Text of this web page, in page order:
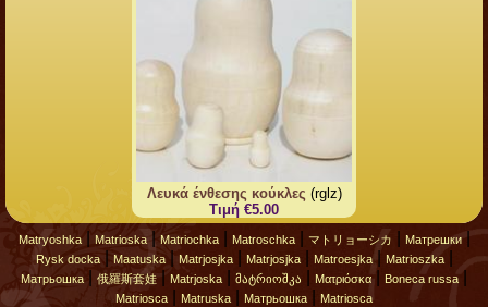
Λευκά ένθεσης κούκλες (rglz)
Τιμή €5.00
Matryoshka| Matrioska| Matriochka| Matroschka| マトリョーシカ Матрешки|
Rysk docka| Maatuska| Matrjosjka| Matrjosjka| Matroesjka| Matrioszka|
Матрьошка 俄羅斯套娃 Matrjoska მატრიოშკა Ματριόσκα Boneca russa
Matriosca Matruska Матрьошка Matriosca